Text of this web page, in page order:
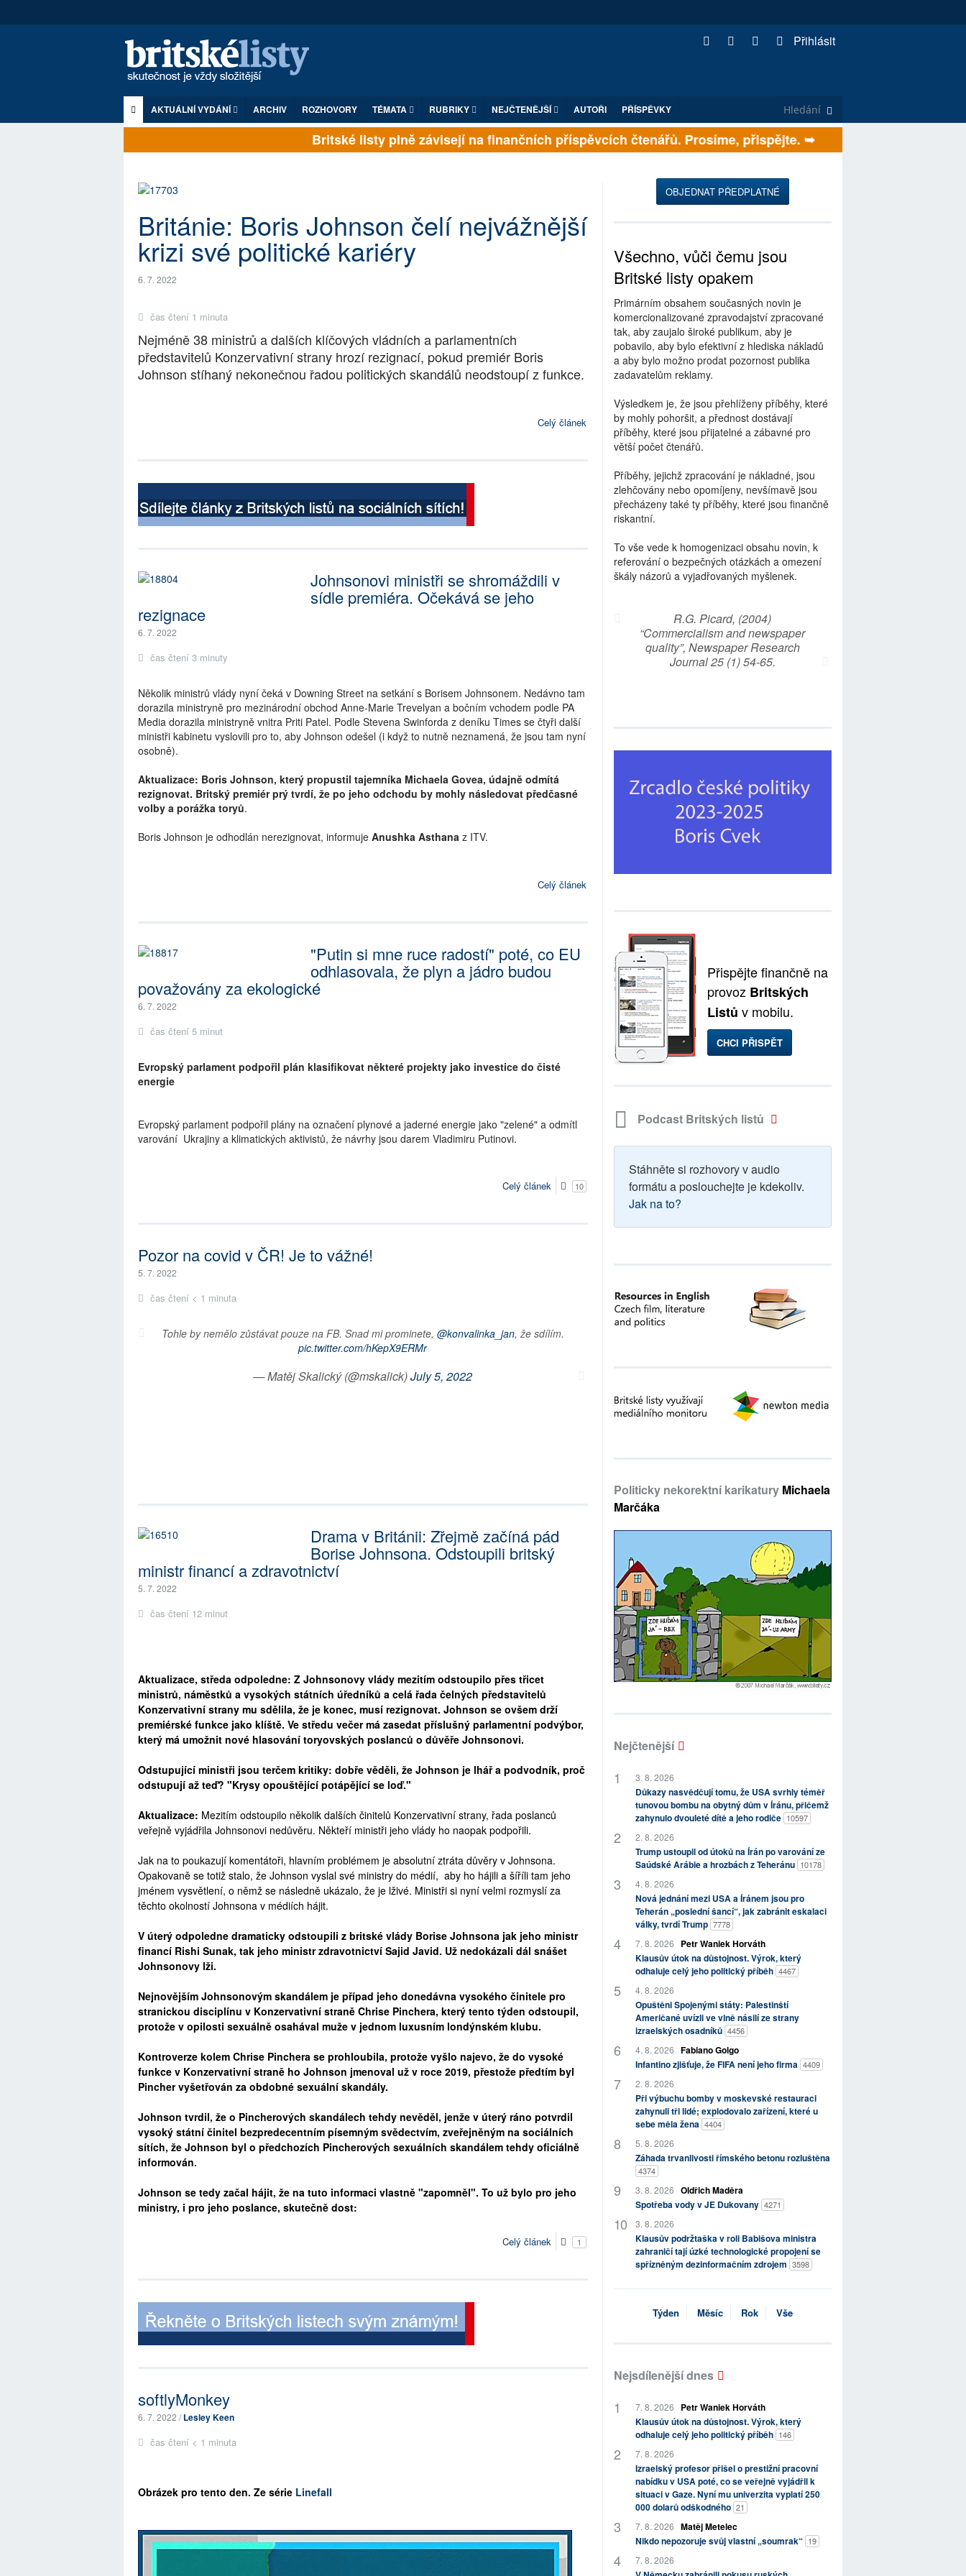
Přihlásit
AKTUÁLNÍ VYDÁNÍ ARCHIV ROZHOVORY TÉMATA RUBRIKY NEJČTENĚJŠÍ AUTOŘI PŘÍSPĚVKY
Britské listy plně závisejí na finančních příspěvcích čtenářů. Prosíme, přispějte. ➥
Británie: Boris Johnson čelí nejvážnější
krizi své politické kariéry
6. 7. 2022
čas čtení 1 minuta
Nejméně 38 ministrů a dalších klíčových vládních a parlamentních
představitelů Konzervativní strany hrozí rezignací, pokud premiér Boris
Johnson stíhaný nekonečnou řadou politických skandálů neodstoupí z funkce.
Celý článek
Johnsonovi ministři se shromáždili v
sídle premiéra. Očekává se jeho
rezignace
6. 7. 2022
čas čtení 3 minuty
Několik ministrů vlády nyní čeká v Downing Street na setkání s Borisem Johnsonem. Nedávno tam
dorazila ministryně pro mezinárodní obchod Anne-Marie Trevelyan a bočním vchodem podle PA
Media dorazila ministryně vnitra Priti Patel. Podle Stevena Swinforda z deníku Times se čtyři další
ministři kabinetu vyslovili pro to, aby Johnson odešel (i když to nutně neznamená, že jsou tam nyní
osobně).
Aktualizace: Boris Johnson, který propustil tajemníka Michaela Govea, údajně odmítá
rezignovat. Britský premiér prý tvrdí, že po jeho odchodu by mohly následovat předčasné
volby a porážka toryů.
Boris Johnson je odhodlán nerezignovat, informuje Anushka Asthana z ITV.
Celý článek
"Putin si mne ruce radostí" poté, co EU
odhlasovala, že plyn a jádro budou
považovány za ekologické
6. 7. 2022
čas čtení 5 minut
Evropský parlament podpořil plán klasifikovat některé projekty jako investice do čisté
energie
Evropský parlament podpořil plány na označení plynové a jaderné energie jako "zelené" a odmítl
varování Ukrajiny a klimatických aktivistů, že návrhy jsou darem Vladimiru Putinovi.
Celý článek 10
Pozor na covid v ČR! Je to vážné!
5. 7. 2022
čas čtení < 1 minuta
Tohle by nemělo zůstávat pouze na FB. Snad mi prominete, @konvalinka_jan, že sdílím.
pic.twitter.com/hKepX9ERMr
— Matěj Skalický (@mskalick)July 5, 2022
Drama v Británii: Zřejmě začíná pád
Borise Johnsona. Odstoupili britský
ministr financí a zdravotnictví
5. 7. 2022
čas čtení 12 minut
Aktualizace, středa odpoledne: Z Johnsonovy vlády mezitím odstoupilo přes třicet
ministrů, náměstků a vysokých státních úředníků a celá řada čelných představitelů
Konzervativní strany mu sdělila, že je konec, musí rezignovat. Johnson se ovšem drží
premiérské funkce jako klíště. Ve středu večer má zasedat příslušný parlamentní podvýbor,
který má umožnit nové hlasování toryovských poslanců o důvěře Johnsonovi.
Odstupující ministři jsou terčem kritiky: dobře věděli, že Johnson je lhář a podvodník, proč
odstupují až teď? "Krysy opouštějící potápějící se loď."
Aktualizace: Mezitím odstoupilo několik dalších činitelů Konzervativní strany, řada poslanců
veřejně vyjádřila Johnsonovi nedůvěru. Někteří ministři jeho vlády ho naopak podpořili.
Jak na to poukazují komentátoři, hlavním problémem je absolutní ztráta důvěry v Johnsona.
Opakovaně se totiž stalo, že Johnson vyslal své ministry do médií, aby ho hájili a šíříli tam jeho
jménem vysvětlení, o němž se následně ukázalo, že je lživé. Ministři si nyní velmi rozmyslí za
těchto okolností Johnsona v médiích hájit.
V úterý odpoledne dramaticky odstoupili z britské vlády Borise Johnsona jak jeho ministr
financí Rishi Sunak, tak jeho ministr zdravotnictví Sajid Javid. Už nedokázali dál snášet
Johnsonovy lži.
Nejnovějším Johnsonovým skandálem je případ jeho donedávna vysokého činitele pro
stranickou disciplínu v Konzervativní straně Chrise Pinchera, který tento týden odstoupil,
protože v opilosti sexuálně osahával muže v jednom luxusním londýnském klubu.
Kontroverze kolem Chrise Pinchera se prohloubila, protože vyšlo najevo, že do vysoké
funkce v Konzervativní straně ho Johnson jmenoval už v roce 2019, přestože předtím byl
Pincher vyšetřován za obdobné sexuální skandály.
Johnson tvrdil, že o Pincherových skandálech tehdy nevěděl, jenže v úterý ráno potvrdil
vysoký státní činitel bezpredecentním písemným svědectvím, zveřejněným na sociálních
sítích, že Johnson byl o předchozích Pincherových sexuálních skandálem tehdy oficiálně
informován.
Johnson se tedy začal hájit, že na tuto informaci vlastně "zapomněl". To už bylo pro jeho
ministry, i pro jeho poslance, skutečně dost:
Celý článek 1
softlyMonkey
6. 7. 2022 /Lesley Keen
čas čtení < 1 minuta
Obrázek pro tento den. Ze série Linefall
OBJEDNAT PŘEDPLATNÉ
Všechno, vůči čemu jsou
Britské listy opakem
Primárním obsahem současných novin je
komercionalizované zpravodajství zpracované
tak, aby zaujalo široké publikum, aby je
pobavilo, aby bylo efektivní z hlediska nákladů
a aby bylo možno prodat pozornost publika
zadavatelům reklamy.
Výsledkem je, že jsou přehlíženy příběhy, které
by mohly pohoršit, a přednost dostávají
příběhy, které jsou přijatelné a zábavné pro
větší počet čtenářů.
Příběhy, jejichž zpracování je nákladné, jsou
zlehčovány nebo opomíjeny, nevšímavě jsou
přecházeny také ty příběhy, které jsou finančně
riskantní.
To vše vede k homogenizaci obsahu novin, k
referování o bezpečných otázkách a omezení
škály názorů a vyjadřovaných myšlenek.
R.G. Picard, (2004)
“Commercialism and newspaper
quality”, Newspaper Research
Journal 25 (1) 54-65.
Přispějte finančně na
provoz Britských
Listů v mobilu.
CHCI PŘISPĚT
Podcast Britských listů
Stáhněte si rozhovory v audio
formátu a poslouchejte je kdekoliv.
Jak na to?
Politicky nekorektní karikatury Michaela
Marčáka
Nejčtenější
3. 8. 2026
Důkazy nasvědčují tomu, že USA svrhly téměř
tunovou bombu na obytný dům v Íránu, přičemž
zahynulo dvouleté dítě a jeho rodiče 10597
2. 8. 2026
Trump ustoupil od útoků na Írán po varování ze
Saúdské Arábie a hrozbách z Teheránu 10178
4. 8. 2026
Nová jednání mezi USA a Íránem jsou pro
Teherán „poslední šancí“, jak zabránit eskalaci
války, tvrdí Trump 7778
7. 8. 2026
Petr Waniek Horváth
Klausův útok na důstojnost. Výrok, který
odhaluje celý jeho politický příběh 4467
4. 8. 2026
Opuštěni Spojenými státy: Palestinští
Američané uvízli ve vlně násilí ze strany
izraelských osadníků 4456
4. 8. 2026 Fabiano Golgo
Infantino zjišťuje, že FIFA není jeho firma 4409
2. 8. 2026
Při výbuchu bomby v moskevské restauraci
zahynuli tři lidé; explodovalo zařízení, které u
sebe měla žena 4404
5. 8. 2026
Záhada trvanlivosti římského betonu rozluštěna
4374
3. 8. 2026 Oldřich Maděra
Spotřeba vody v JE Dukovany 4271
3. 8. 2026
Klausův podržtaška v roli Babišova ministra
zahraničí tají úzké technologické propojení se
spřízněným dezinformačním zdrojem 3598
Týden Měsíc Rok Vše
Nejsdílenější dnes
7. 8. 2026
Petr Waniek Horváth
Klausův útok na důstojnost. Výrok, který
odhaluje celý jeho politický příběh 146
7. 8. 2026
Izraelský profesor přišel o prestižní pracovní
nabídku v USA poté, co se veřejně vyjádřil k
situaci v Gaze. Nyní mu univerzita vyplatí 250
000 dolarů odškodného 21
7. 8. 2026 Matěj Metelec
Nikdo nepozoruje svůj vlastní „soumrak“ 19
7. 8. 2026